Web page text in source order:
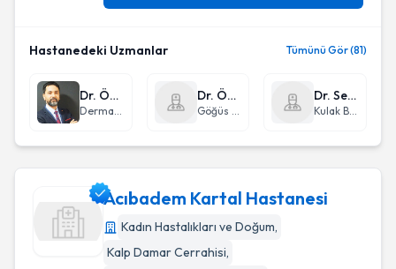
Hastanedeki Uzmanlar Tümünü Gör (81)
Dr. Öğr. Üyesi Ercan Karabacak
Dermatoloji
Dr. Öğr. Üyesi Dilaver Taş
Göğüs Hastalıkları
Dr. Sergül Ulus
Kulak Burun Boğaz hastalıkları - KBB
Acıbadem Kartal Hastanesi
Kadın Hastalıkları ve Doğum,
Kalp Damar Cerrahisi,